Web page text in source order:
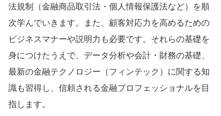
法規制（金融商品取引法・個人情報保護法など）を順
次学んでいきます。また、顧客対応力を高めるための
ビジネスマナーや説明力も必要です。それらの基礎を
身につけたうえで、データ分析や会計・財務の基礎、
最新の金融テクノロジー（フィンテック）に関する知
識も習得し、信頼される金融プロフェッショナルを目
指します。